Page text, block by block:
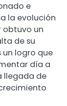
e
la evolución
obtuvo un
de su
un logro que
día a
llegada de